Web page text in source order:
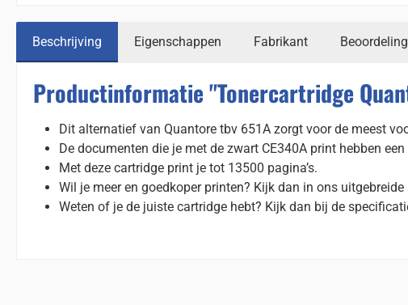
Beschrijving Eigenschappen Fabrikant
Productinformatie "Tonercartridge
Dit alternatief van Quantore tbv 651A zorgt voor de meest
De documenten die je met de zwart CE340A print hebben
Met deze cartridge print je tot 13500 pagina’s.
Wil je meer en goedkoper printen? Kijk dan in ons
Weten of je de juiste cartridge hebt? Kijk dan bij de